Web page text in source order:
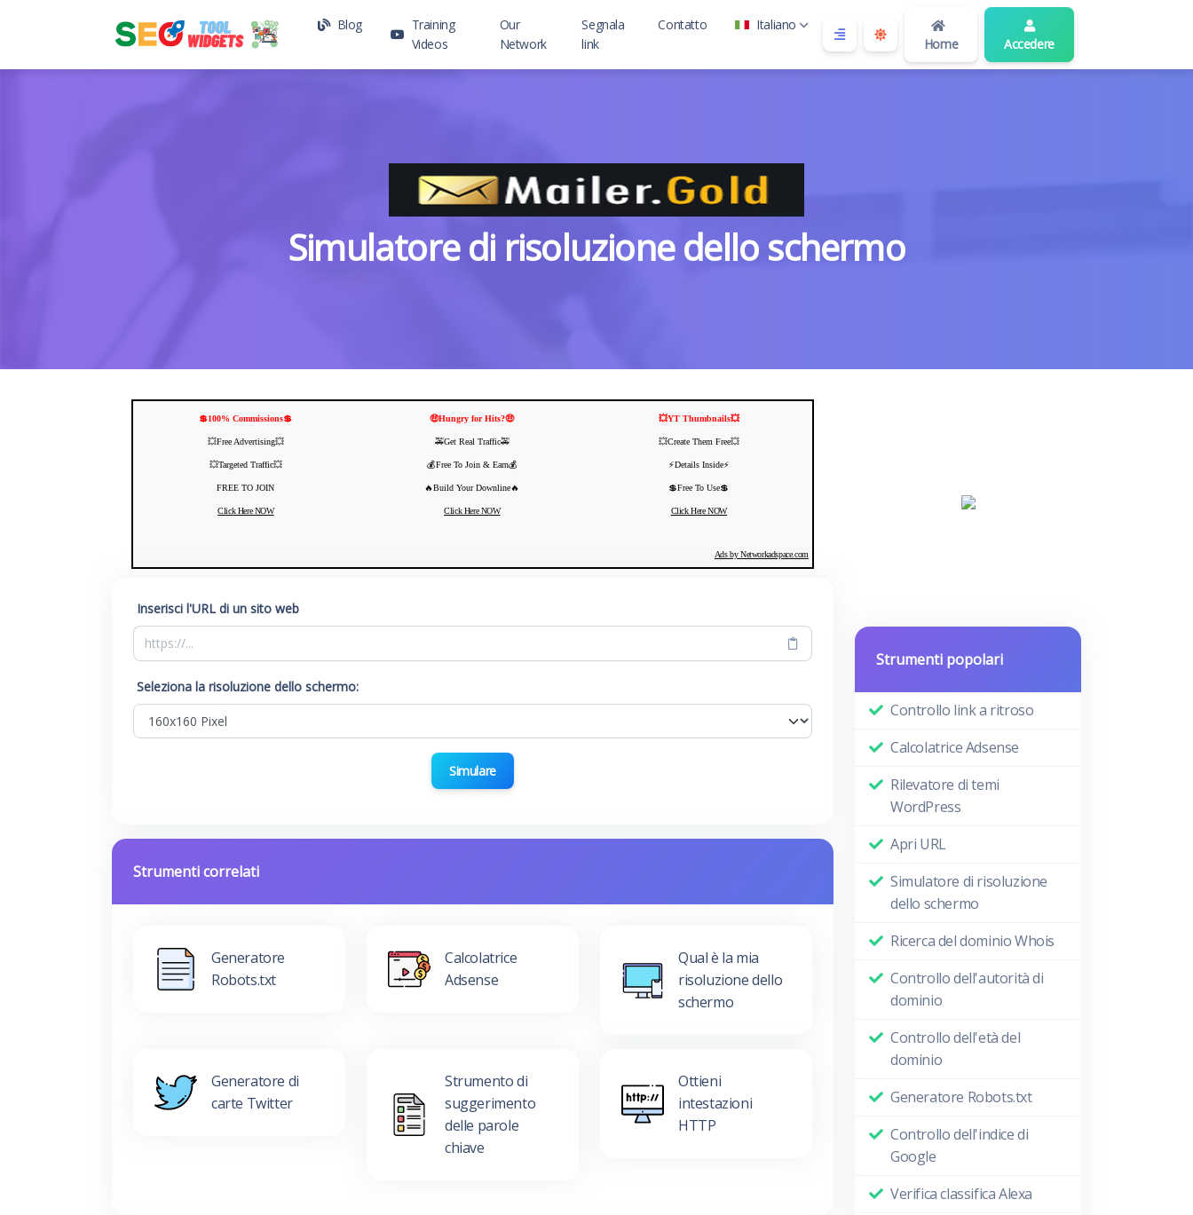
Blog
Training
Videos
Our
Network
Segnala
link
Contatto
Italiano
Home
Accedere
Simulatore di risoluzione dello schermo
💲100% Commissions💲
💥Free Advertising💥
💥Targeted Traffic💥
FREE TO JOIN
Click Here NOW
🤑Hungry for Hits?🤑
🚕Get Real Traffic🚕
💰Free To Join & Earn💰
🔥Build Your Downline🔥
Click Here NOW
💥YT Thumbnails💥
💥Create Them Free💥
⚡️Details Inside⚡️
💲Free To Use💲
Click Here NOW
Ads by Networkadspace.com
Inserisci l'URL di un sito web
Seleziona la risoluzione dello schermo:
Simulare
Strumenti correlati
Generatore
Robots.txt
Calcolatrice
Adsense
Qual è la mia
risoluzione dello
schermo
Generatore di
carte Twitter
Strumento di
suggerimento
delle parole
chiave
Ottieni
intestazioni
HTTP
Strumenti popolari
Controllo link a ritroso
Calcolatrice Adsense
Rilevatore di temi
WordPress
Apri URL
Simulatore di risoluzione
dello schermo
Ricerca del dominio Whois
Controllo dell'autorità di
dominio
Controllo dell'età del
dominio
Generatore Robots.txt
Controllo dell'indice di
Google
Verifica classifica Alexa